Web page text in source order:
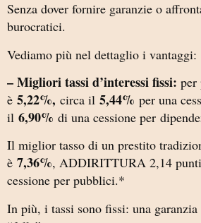
Senza dover fornire garanzie o
burocratici.
Vediamo più nel dettaglio i vantaggi:
– Migliori tassi d’interessi fissi:
è 5,22%, circa il 5,44% per una
il 6,90% di una cessione per
Il miglior tasso di un prestito
è 7,36%, ADDIRITTURA 2,14
cessione per pubblici.*
In più, i tassi sono fissi: una